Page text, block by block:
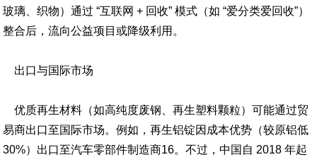
玻璃、织物）通过 “互联网 + 回收” 模式（如 “爱分类爱回收”）
整合后，流向公益项目或降级利用。
出口与国际市场
优质再生材料（如高纯度废钢、再生塑料颗粒）可能通过贸
易商出口至国际市场。例如，再生铝锭因成本优势（较原铝低
30%）出口至汽车零部件制造商16。不过，中国自 2018 年起